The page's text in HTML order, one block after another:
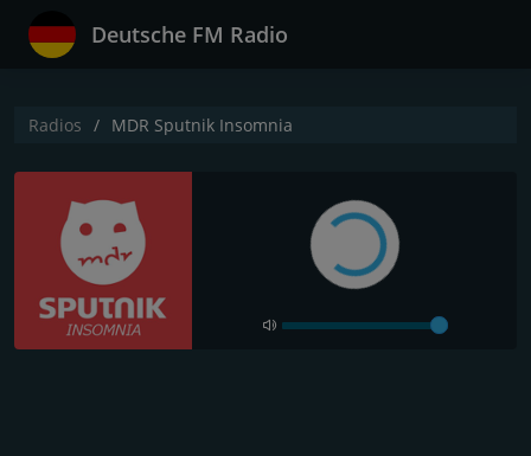
Deutsche FM Radio
Radios MDR Sputnik Insomnia